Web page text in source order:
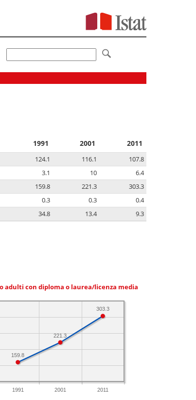
1991 2001 2011
124.1 116.1
107.8
3.1 10
6.4
159.8 221.3
303.3
0.3 0.3
0.4
34.8 13.4 9.3
adulti con diploma o laurea/licenza media
1991 2001 2011
303.3
221.3
159.8